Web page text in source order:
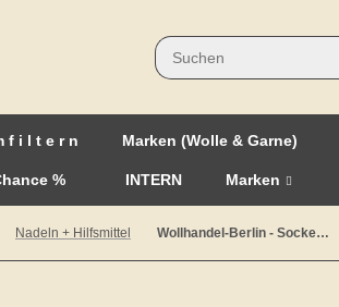
f i l t e r n Marken (Wolle & Garne)
% INTERN Marken
Nadeln + Hilfsmittel Wollhandel-Berlin - Sockenbrett "Pusteblume" XS 34-35 Erwachsene